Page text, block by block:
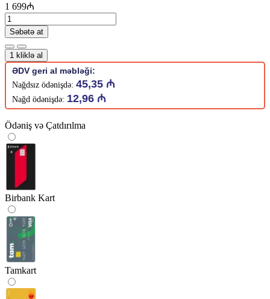
1 699₼
Səbətə at
1 kliklə al
ƏDV geri al məbləği:
Nağdsız ödənişdə: 45,35 ₼
Nağd ödənişdə: 12,96 ₼
Ödəniş və Çatdırılma
Birbank Kart
Tamkart